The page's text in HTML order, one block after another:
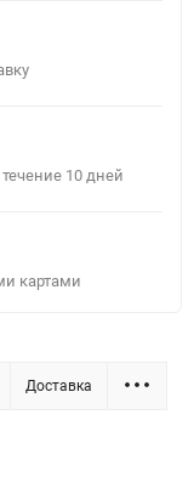
10 дней
картами
Доставка